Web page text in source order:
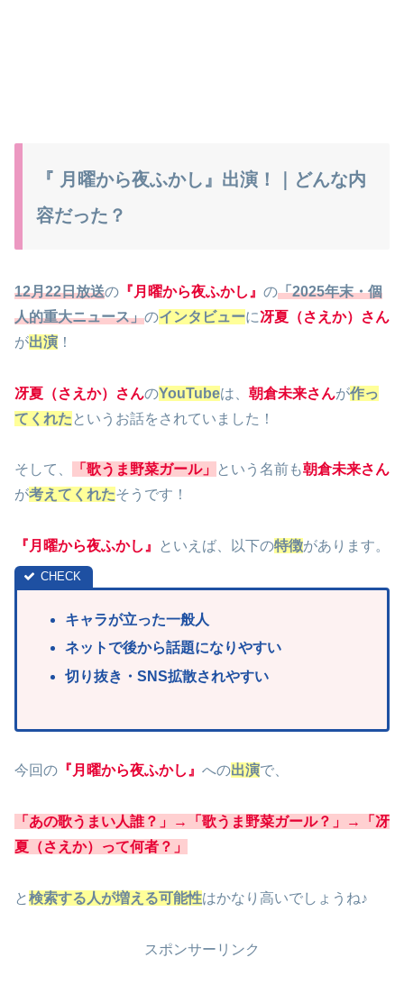
『 月曜から夜ふかし』出演！｜どんな内
容だった？
12月22日放送の 『月曜から夜ふかし』 の「2025年末・個
人的重大ニュース」のインタビューに冴夏（さえか）さん
が出演 ！
冴夏（さえか）さんのYouTubeは、 朝倉未来さんが作っ
てくれた というお話をされていました！
そして、 「歌うま野菜ガール」 という名前も朝倉未来さん
が考えてくれたそうです！
『月曜から夜ふかし』 といえば、以下の特徴があります。
キャラが立った一般人
ネットで後から話題になりやすい
切り抜き・SNS拡散されやすい
今回の 『月曜から夜ふかし』 への出演で、
「あの歌うまい人誰？」→「歌うま野菜ガール？」→「冴
夏（さえか）って何者？」
と検索する人が増える可能性はかなり高いでしょうね♪
スポンサーリンク